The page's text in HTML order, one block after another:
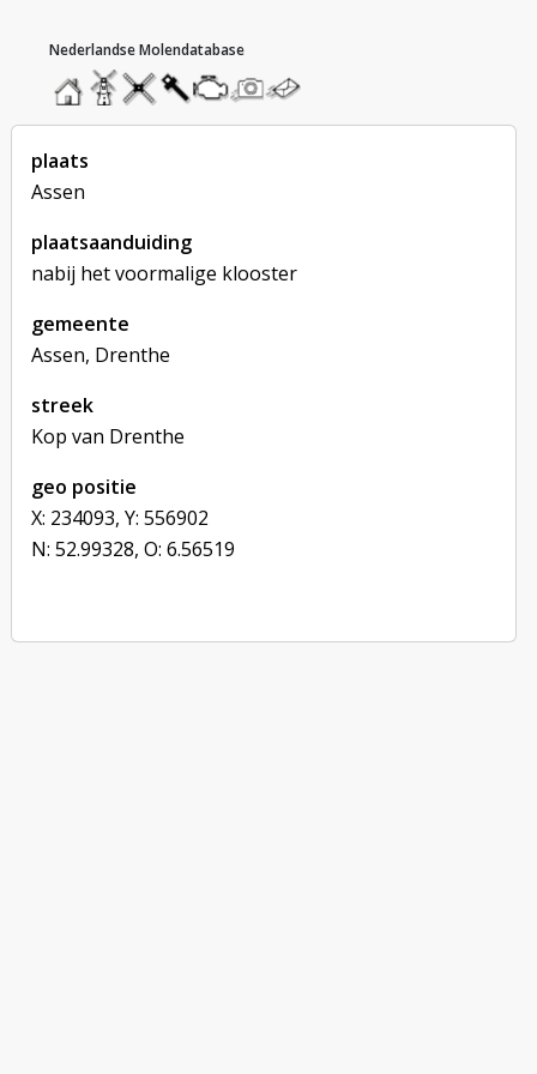
homemolendatabase
roedendatabase
assendatabase
motorendatabase
stuur
een
foto
stuur
een
bericht
plaats
Assen
plaatsaanduiding
nabij het voormalige klooster
gemeente
Assen, Drenthe
streek
Kop van Drenthe
geo positie
X: 234093, Y: 556902
N: 52.99328, O: 6.56519